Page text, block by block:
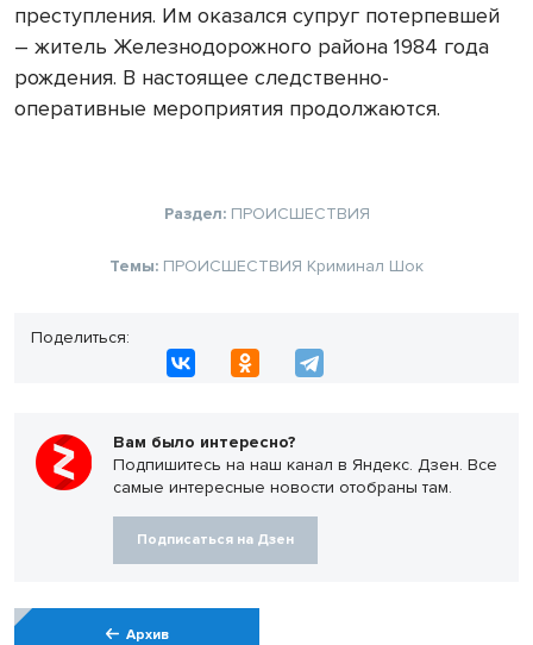
преступления. Им оказался супруг потерпевшей
– житель Железнодорожного района 1984 года
рождения. В настоящее следственно-
оперативные мероприятия продолжаются.
Раздел: ПРОИСШЕСТВИЯ
Темы: ПРОИСШЕСТВИЯ Криминал Шок
Поделиться:
Вам было интересно?
Подпишитесь на наш канал в Яндекс. Дзен. Все
самые интересные новости отобраны там.
Подписаться на Дзен
Архив